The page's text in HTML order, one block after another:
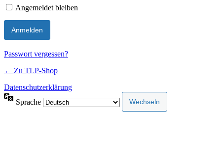
Angemeldet bleiben
Passwort vergessen?
← Zu TLP-Shop
Datenschutzerklärung
Sprache